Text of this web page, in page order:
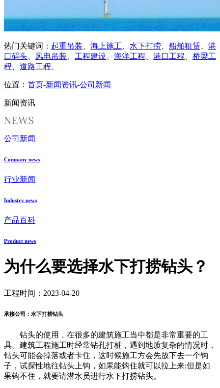
热门关键词： 起重吊装、 海上施工、 水下打捞、 船舶租赁、 港
口码头、 风电吊装、 工程建设、 海洋工程、 港口工程、 桥梁工
程、 道路工程、
位置： 首页-新闻资讯-公司新闻
新闻资讯
公司新闻
Company news
行业新闻
Industry news
产品百科
Product news
为什么要选择水下打捞钻头？
工程时间：2023-04-20
承接公司：水下打捞钻头
钻头的使用，在很多的建筑施工当中都是非常重要的工
具。建筑工程施工时经常钻孔打桩，遇到地质复杂的情况时，
钻头可能会掉落或者卡住，这时候施工方会先放下去一个钩
子，试探性地往钻头上钩，如果能钩住就可以拉上来;但是如
果钩不住，就要请潜水员进行水下打捞钻头。